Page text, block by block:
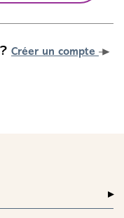
Créer un compte